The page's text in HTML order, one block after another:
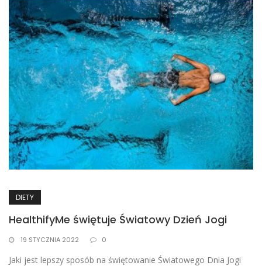
DIETY
HealthifyMe świętuje Światowy Dzień Jogi
19 STYCZNIA 2022 0
Jaki jest lepszy sposób na świętowanie Światowego Dnia Jogi